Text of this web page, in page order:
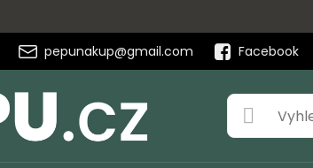
pepunakup@gmail.com Facebook